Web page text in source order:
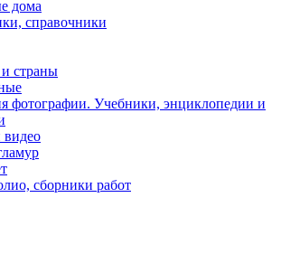
дома
справочники
страны
фотографии. Учебники, энциклопедии и
сборники работ